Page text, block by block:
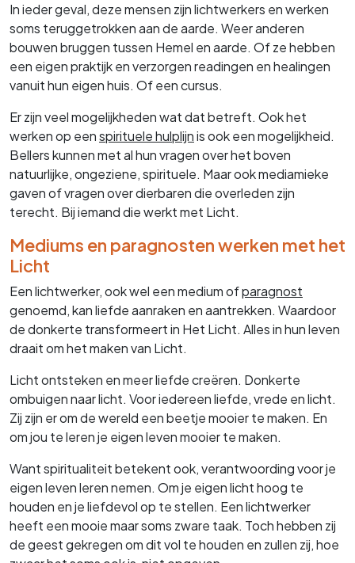
In ieder geval, deze mensen zijn lichtwerkers en werken
soms teruggetrokken aan de aarde. Weer anderen
bouwen bruggen tussen Hemel en aarde. Of ze hebben
een eigen praktijk en verzorgen readingen en healingen
vanuit hun eigen huis. Of een cursus.
Er zijn veel mogelijkheden wat dat betreft. Ook het
werken op eenspirituele hulplijnis ook een mogelijkheid.
Bellers kunnen met al hun vragen over het boven
natuurlijke, ongeziene, spirituele. Maar ook mediamieke
gaven of vragen over dierbaren die overleden zijn
terecht. Bij iemand die werkt met Licht.
Mediums en paragnosten werken met het
Licht
Een lichtwerker, ook wel een medium ofparagnost
genoemd, kan liefde aanraken en aantrekken. Waardoor
de donkerte transformeert in Het Licht. Alles in hun leven
draait om het maken van Licht.
Licht ontsteken en meer liefde creëren. Donkerte
ombuigen naar licht. Voor iedereen liefde, vrede en licht.
Zij zijn er om de wereld een beetje mooier te maken. En
om jou te leren je eigen leven mooier te maken.
Want spiritualiteit betekent ook, verantwoording voor je
eigen leven leren nemen. Om je eigen licht hoog te
houden en je liefdevol op te stellen. Een lichtwerker
heeft een mooie maar soms zware taak. Toch hebben zij
de geest gekregen om dit vol te houden en zullen zij, hoe